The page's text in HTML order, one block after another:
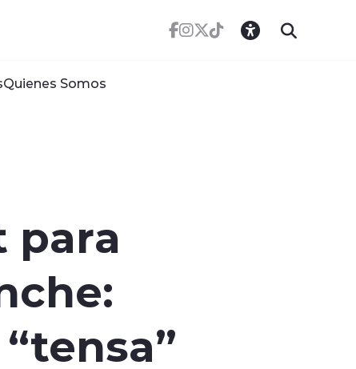
Quienes Somos
para